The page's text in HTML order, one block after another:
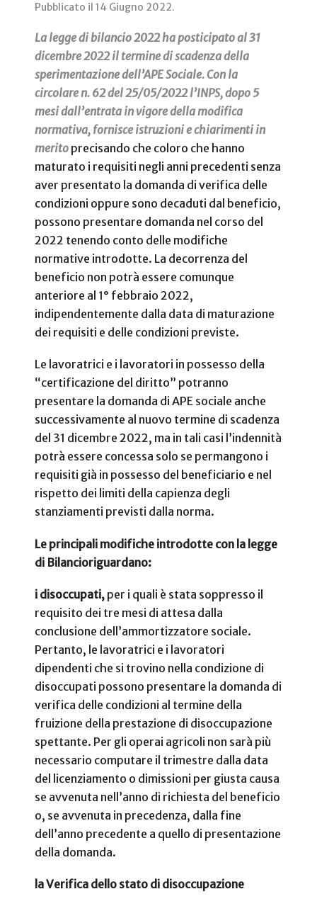
Pubblicato il 14 Giugno 2022.
La legge di bilancio 2022 ha posticipato al 31
dicembre 2022 il termine di scadenza della
sperimentazione dell’APE Sociale. Con la
circolare n. 62 del 25/05/2022 l’INPS, dopo 5
mesi dall’entrata in vigore della modifica
normativa, fornisce istruzioni e chiarimenti in
merito precisando che coloro che hanno
maturato i requisiti negli anni precedenti senza
aver presentato la domanda di verifica delle
condizioni oppure sono decaduti dal beneficio,
possono presentare domanda nel corso del
2022 tenendo conto delle modifiche
normative introdotte. La decorrenza del
beneficio non potrà essere comunque
anteriore al 1° febbraio 2022,
indipendentemente dalla data di maturazione
dei requisiti e delle condizioni previste.
Le lavoratrici e i lavoratori in possesso della
“certificazione del diritto” potranno
presentare la domanda di APE sociale anche
successivamente al nuovo termine di scadenza
del 31 dicembre 2022, ma in tali casi l’indennità
potrà essere concessa solo se permangono i
requisiti già in possesso del beneficiario e nel
rispetto dei limiti della capienza degli
stanziamenti previsti dalla norma.
Le principali modifiche introdotte con la legge
di Bilancioriguardano:
i disoccupati, per i quali è stata soppresso il
requisito dei tre mesi di attesa dalla
conclusione dell’ammortizzatore sociale.
Pertanto, le lavoratrici e i lavoratori
dipendenti che si trovino nella condizione di
disoccupati possono presentare la domanda di
verifica delle condizioni al termine della
fruizione della prestazione di disoccupazione
spettante. Per gli operai agricoli non sarà più
necessario computare il trimestre dalla data
del licenziamento o dimissioni per giusta causa
se avvenuta nell’anno di richiesta del beneficio
o, se avvenuta in precedenza, dalla fine
dell’anno precedente a quello di presentazione
della domanda.
la Verifica dello stato di disoccupazione